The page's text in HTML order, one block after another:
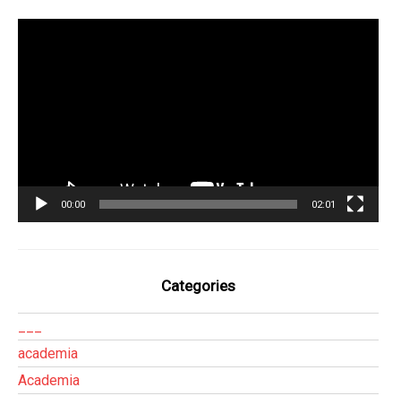
00:00 02:01
Categories
academia
Academia